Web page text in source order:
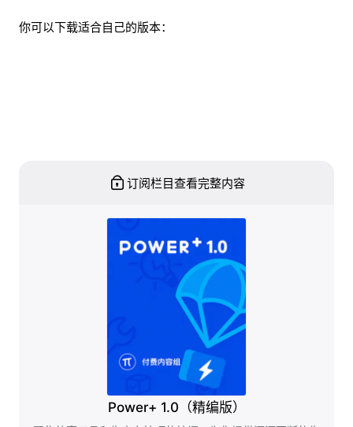
你可以下载适合自己的版本：
订阅栏目查看完整内容
Power+ 1.0（精编版）